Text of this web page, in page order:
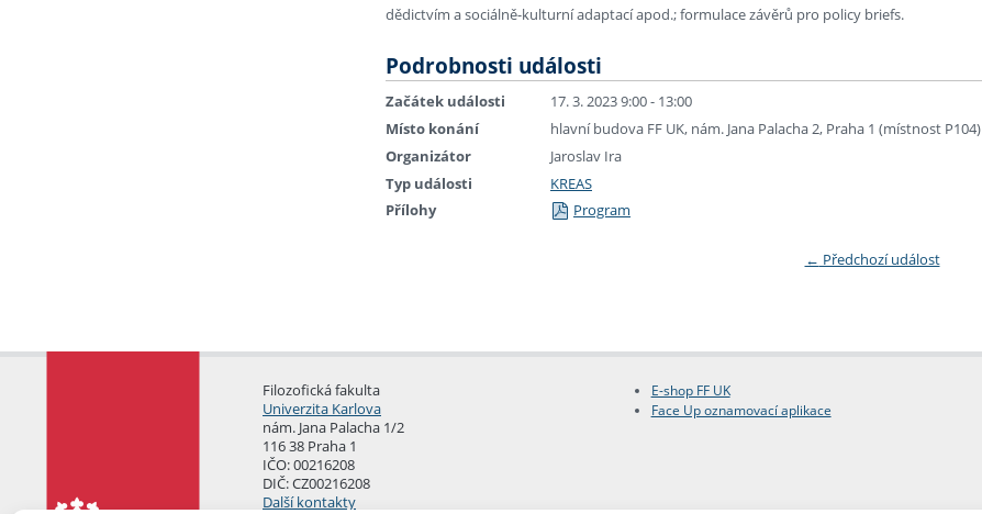
dědictvím a sociálně-kulturní adaptací apod.; formulace závěrů pro policy briefs.
Podrobnosti události
Začátek události
17. 3. 2023 9:00 - 13:00
Místo konání
hlavní budova FF UK, nám. Jana Palacha 2, Praha 1 (místnost P104)
Organizátor
Jaroslav Ira
Typ události
KREAS
Přílohy
Program
← Předchozí událost
Filozofická fakulta
Univerzita Karlova
nám. Jana Palacha 1/2
116 38 Praha 1
IČO: 00216208
DIČ: CZ00216208
Další kontakty
E-shop FF UK
Face Up oznamovací aplikace